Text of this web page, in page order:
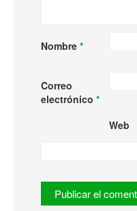
Nombre *
Correo
electrónico *
Web